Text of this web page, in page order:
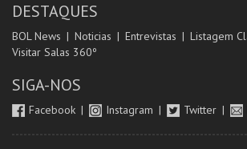
DESTAQUES
BOL News Noticias Entrevistas
Listagem
Visitar Salas 360º
SIGA-NOS
Facebook Instagram Twitter